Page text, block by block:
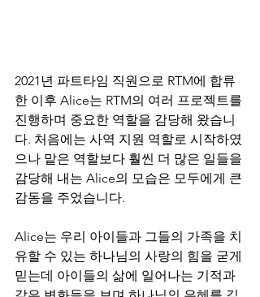
2021년 파트타임 직원으로 RTM에 합류
한 이후 Alice는 RTM의 여러 프로젝트를
진행하며 중요한 역할을 감당해 왔습니
다. 처음에는 사역 지원 역할로 시작하였
으나 맡은 역할보다 훨씬 더 많은 일들을
감당해 내는 Alice의 모습은 모두에게 큰
감동을 주었습니다.
Alice는 우리 아이들과 그들의 가족을 치
유할 수 있는 하나님의 사랑의 힘을 굳게
믿는데 아이들의 삶에 일어나는 기적과